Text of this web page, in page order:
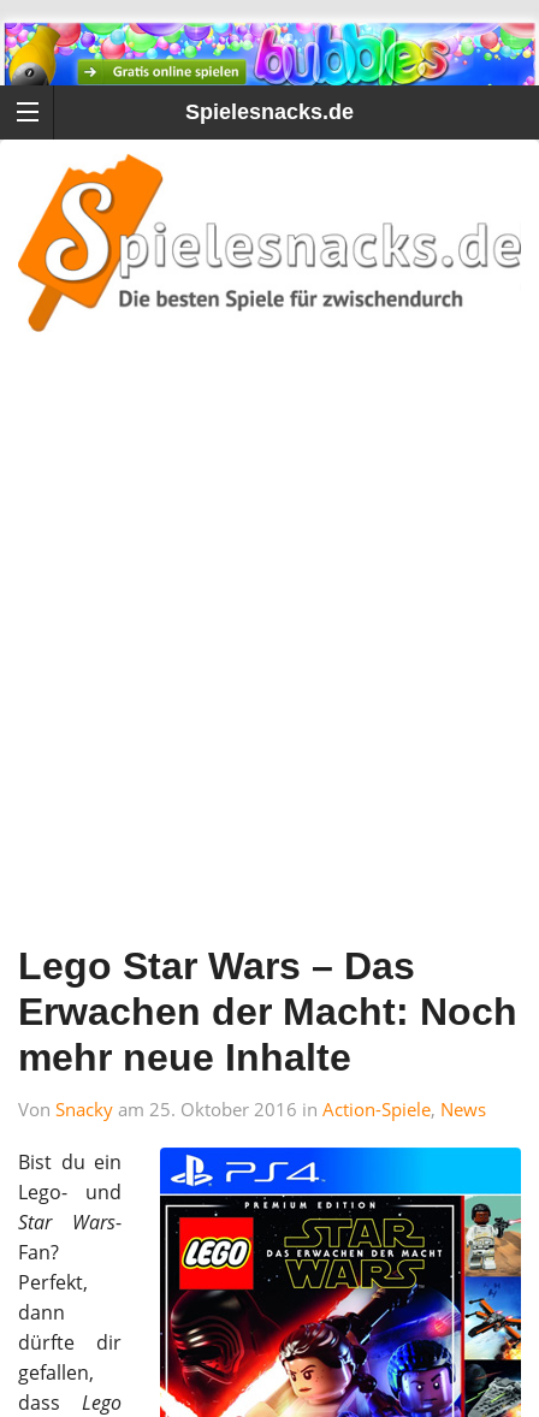
Spielesnacks.de
Lego Star Wars – Das
Erwachen der Macht: Noch
mehr neue Inhalte
Von Snacky am 25. Oktober 2016 in Action-Spiele, News
Bist du ein
Lego- und
Star Wars-
Fan?
Perfekt,
dann
dürfte dir
gefallen,
dass Lego